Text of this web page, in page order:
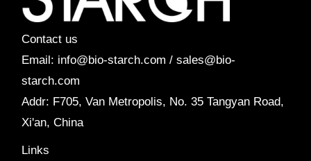
Contact us
Email: info@bio-starch.com / sales@bio-
starch.com
Addr: F705, Van Metropolis, No. 35 Tangyan Road,
Xi'an, China
Links